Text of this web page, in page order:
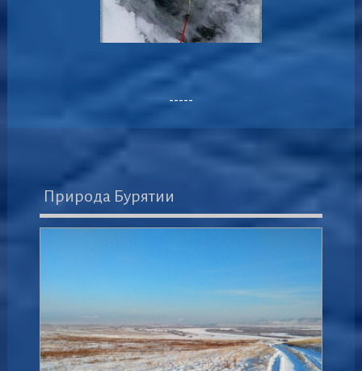
-----
Природа Бурятии